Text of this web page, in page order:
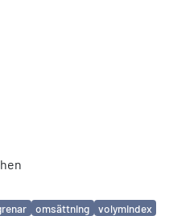
omsättning
volymindex